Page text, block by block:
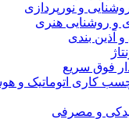
و نورپردازی
و روشنایی هنری
و آذین بندی
فوق سریع
کاری اتوماتیک و
و مصرفی